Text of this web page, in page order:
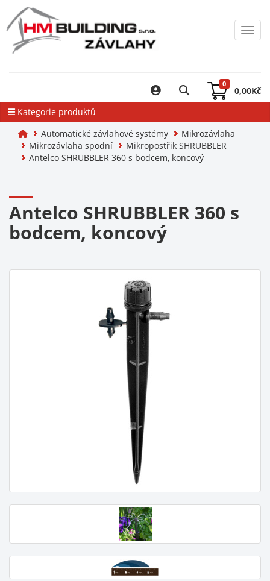
0
0,00Kč
Kategorie produktů
Automatické závlahové systémy
Mikrozávlaha
Mikrozávlaha spodní
Mikropostřik SHRUBBLER
Antelco SHRUBBLER 360 s bodcem, koncový
Antelco SHRUBBLER 360 s
bodcem, koncový